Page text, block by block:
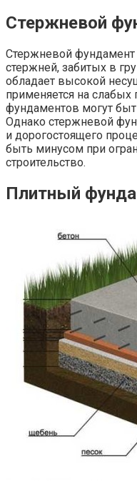
Стержневой
Стержневой фундамент
стержней, забитых в
обладает высокой
применяется на слабых
фундаментов могут
Однако стержневой
и дорогостоящего
быть минусом при
строительство.
Плитный